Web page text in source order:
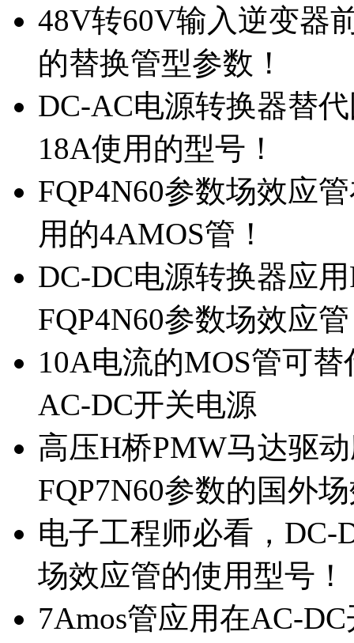
48V转60V输入逆变器
的替换管型参数！
DC-AC电源转换器替
18A使用的型号！
FQP4N60参数场效应
用的4AMOS管！
DC-DC电源转换器应
FQP4N60参数场效应
10A电流的MOS管可
AC-DC开关电源
高压H桥PMW马达驱
FQP7N60参数的国外
电子工程师必看，DC-
场效应管的使用型号！
7Amos管应用在AC-